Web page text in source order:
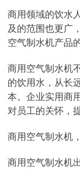
商用领域的饮水
及的范围也更广
空气制水机产品
商用空气制水机
的饮用水，从长
本。企业实用商
对员工的关怀，
商用空气制水机
商用空气制水机